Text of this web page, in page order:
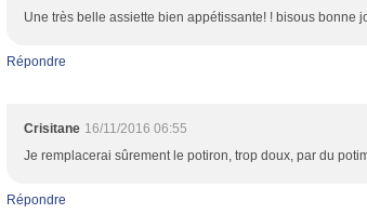
Une très belle assiette bien appétissante! ! bisous bonne
Répondre
Crisitane 16/11/2016 06:55
Je remplacerai sûrement le potiron, trop doux, par du
Répondre